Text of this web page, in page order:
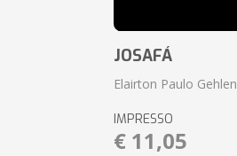
JOSAFÁ
Elairton Paulo Gehlen
IMPRESSO
€ 11,05